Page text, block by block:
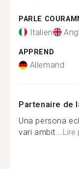
PARLE
Italien
APPREND
Allemand
Partenaire de
Una persona
vari ambit...Lire